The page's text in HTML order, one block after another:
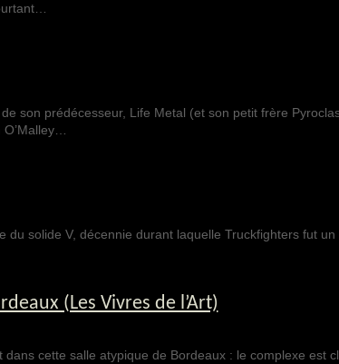
son prédécesseur, Life Metal (et son petit frère
du solide V, décennie durant laquelle Truckfighters fut
(Les Vivres de l’Art)
cette salle atypique de Bordeaux : le complexe est